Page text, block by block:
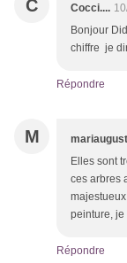
C Cocci....
Bonjour
chiffre je
Répondre
M
Elles sont
ces arbres
peinture,
Répondre